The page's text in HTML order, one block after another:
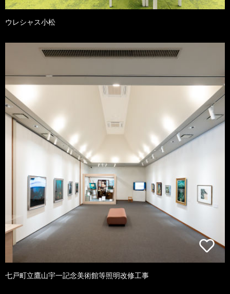
ウレシャス小松
七戸町立鷹山宇一記念美術館等照明改修工事